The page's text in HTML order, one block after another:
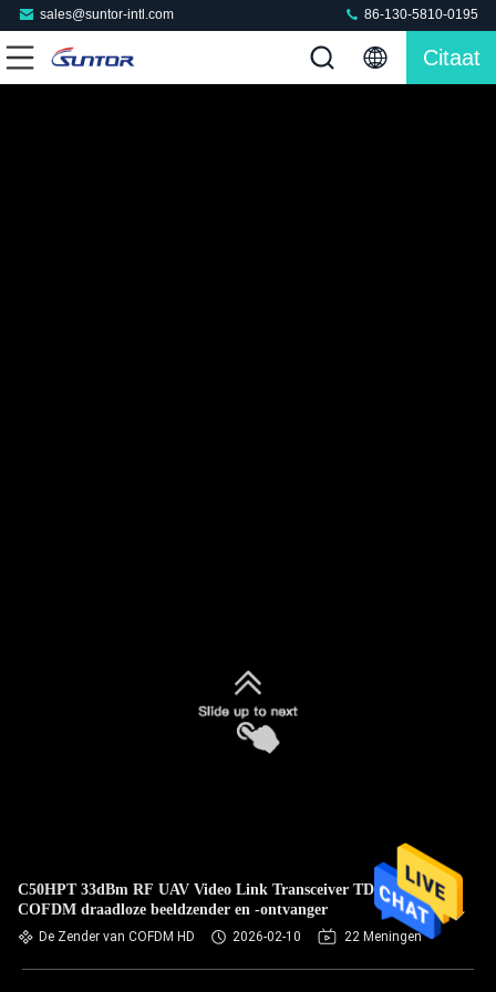
sales@suntor-intl.com 86-130-5810-0195
Citaat
C50HPT 33dBm RF UAV Video Link Transceiver TDD -
COFDM draadloze beeldzender en -ontvanger
De Zender van COFDM HD 2026-02-10 22 Meningen